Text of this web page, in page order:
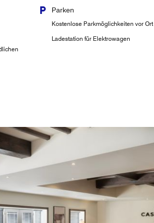
Parken
Kostenlose Parkmöglichkeiten vor Ort
Ladestation für Elektrowagen